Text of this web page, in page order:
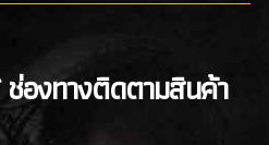
ช่องทางติดตามสินค้า